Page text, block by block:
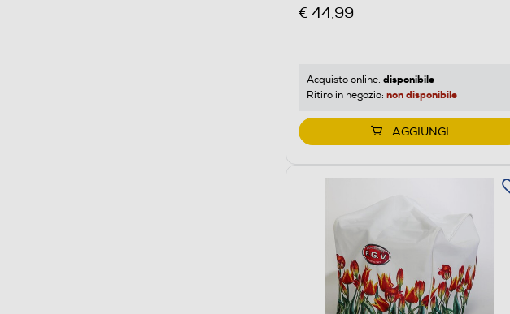
€ 44,99
Acquisto online: disponibile
Ritiro in negozio: non disponibile
AGGIUNGI